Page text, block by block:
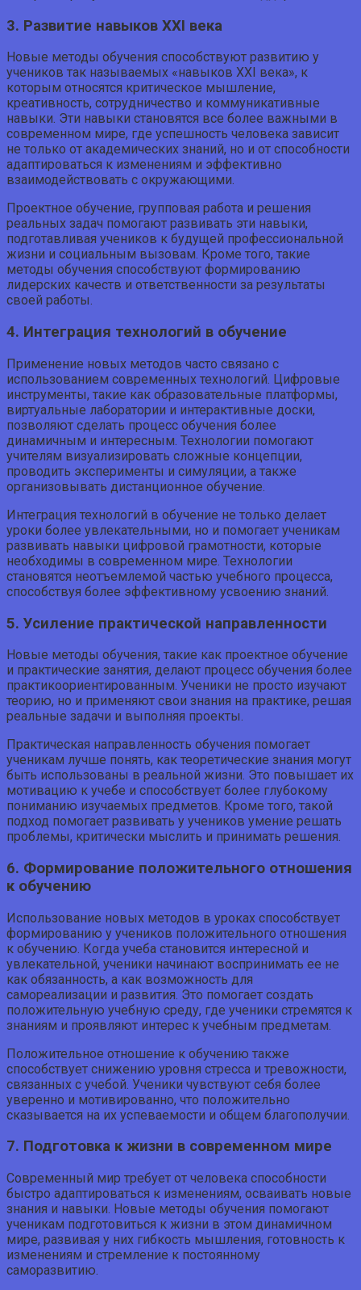
3. Развитие навыков XXI века
Новые методы обучения способствуют развитию у
учеников так называемых «навыков XXI века», к
которым относятся критическое мышление,
креативность, сотрудничество и коммуникативные
навыки. Эти навыки становятся все более важными в
современном мире, где успешность человека зависит
не только от академических знаний, но и от способности
адаптироваться к изменениям и эффективно
взаимодействовать с окружающими.
Проектное обучение, групповая работа и решения
реальных задач помогают развивать эти навыки,
подготавливая учеников к будущей профессиональной
жизни и социальным вызовам. Кроме того, такие
методы обучения способствуют формированию
лидерских качеств и ответственности за результаты
своей работы.
4. Интеграция технологий в обучение
Применение новых методов часто связано с
использованием современных технологий. Цифровые
инструменты, такие как образовательные платформы,
виртуальные лаборатории и интерактивные доски,
позволяют сделать процесс обучения более
динамичным и интересным. Технологии помогают
учителям визуализировать сложные концепции,
проводить эксперименты и симуляции, а также
организовывать дистанционное обучение.
Интеграция технологий в обучение не только делает
уроки более увлекательными, но и помогает ученикам
развивать навыки цифровой грамотности, которые
необходимы в современном мире. Технологии
становятся неотъемлемой частью учебного процесса,
способствуя более эффективному усвоению знаний.
5. Усиление практической направленности
Новые методы обучения, такие как проектное обучение
и практические занятия, делают процесс обучения более
практикоориентированным. Ученики не просто изучают
теорию, но и применяют свои знания на практике, решая
реальные задачи и выполняя проекты.
Практическая направленность обучения помогает
ученикам лучше понять, как теоретические знания могут
быть использованы в реальной жизни. Это повышает их
мотивацию к учебе и способствует более глубокому
пониманию изучаемых предметов. Кроме того, такой
подход помогает развивать у учеников умение решать
проблемы, критически мыслить и принимать решения.
6. Формирование положительного отношения
к обучению
Использование новых методов в уроках способствует
формированию у учеников положительного отношения
к обучению. Когда учеба становится интересной и
увлекательной, ученики начинают воспринимать ее не
как обязанность, а как возможность для
самореализации и развития. Это помогает создать
положительную учебную среду, где ученики стремятся к
знаниям и проявляют интерес к учебным предметам.
Положительное отношение к обучению также
способствует снижению уровня стресса и тревожности,
связанных с учебой. Ученики чувствуют себя более
уверенно и мотивированно, что положительно
сказывается на их успеваемости и общем благополучии.
7. Подготовка к жизни в современном мире
Современный мир требует от человека способности
быстро адаптироваться к изменениям, осваивать новые
знания и навыки. Новые методы обучения помогают
ученикам подготовиться к жизни в этом динамичном
мире, развивая у них гибкость мышления, готовность к
изменениям и стремление к постоянному
саморазвитию.